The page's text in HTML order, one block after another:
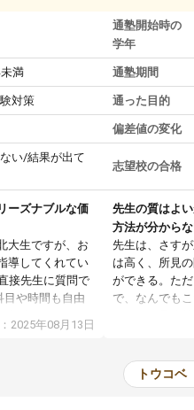
満
対策
い/結果が出て
ーズナブルな価
大生ですが、お
導してくれてい
接先生に質問で
目や時間も自由
勉強ができると
たいなのがあり
2025年08月13日
通塾開始時の
学年
通塾期間
通った目的
偏差値の変化
志望校の合格
先生の質はよ
方法が分から
先生は、さす
は高く、所見
ができる。た
で、なんでも
のだが、具体
は、授業の先
いただいたが
範囲は限られ
トウコベ